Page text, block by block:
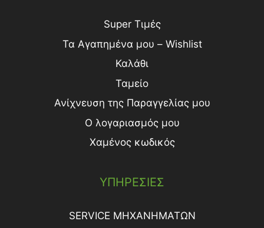
Super Τιμές
Τα Αγαπημένα μου – Wishlist
Καλάθι
Ταμείο
Ανίχνευση της Παραγγελίας μου
Ο λογαριασμός μου
Χαμένος κωδικός
ΥΠΗΡΕΣΙΕΣ
SERVICE ΜΗΧΑΝΗΜΑΤΩΝ